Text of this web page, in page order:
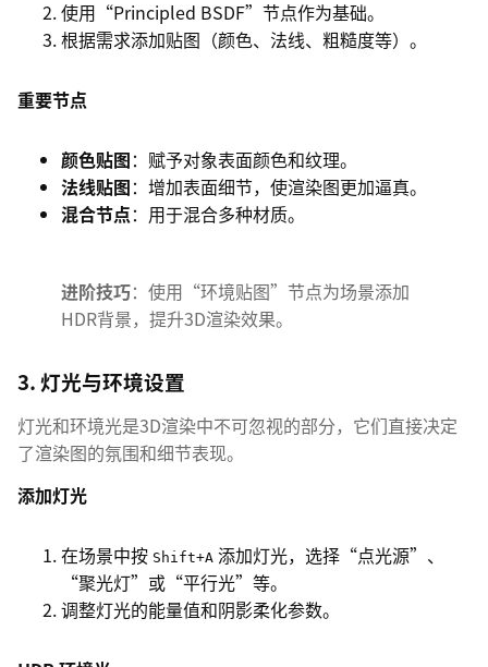
使用“Principled BSDF”节点作为基础。
根据需求添加贴图（颜色、法线、粗糙度等）。
重要节点
颜色贴图：赋予对象表面颜色和纹理。
法线贴图：增加表面细节，使渲染图更加逼真。
混合节点：用于混合多种材质。
进阶技巧：使用“环境贴图”节点为场景添加
HDR背景，提升3D渲染效果。
3. 灯光与环境设置
灯光和环境光是3D渲染中不可忽视的部分，它们直接决定
了渲染图的氛围和细节表现。
添加灯光
在场景中按 Shift+A 添加灯光，选择“点光源”、
“聚光灯”或“平行光”等。
调整灯光的能量值和阴影柔化参数。